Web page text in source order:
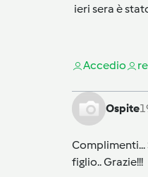
ieri sera è
Accedio
Ospite
figlio.. Grazie!!!